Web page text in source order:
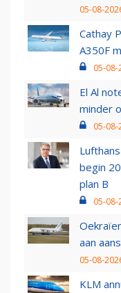
05-08-
Cathay
A350F
05-08-
El Al
minder
05-08-
begin
plan B
05-08-
aan
05-08-
KLM